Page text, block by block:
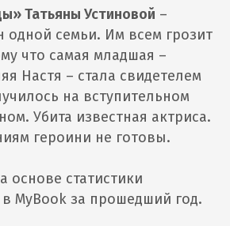
Татьяны Устиновой –
одной семьи. Им всем грозит
что самая младшая –
Настя – стала свидетелем
на вступительном
Убита известная актриса.
героини не готовы.
основе статистики
MyBook за прошедший год.